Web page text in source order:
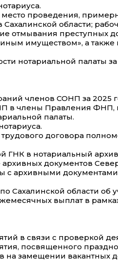
проведения,
области;
преступных
имуществом», а также
нотариальной палаты за
членов СОНП за 2025
в члены Правления ФНП,
палаты.
договора
ГНК в нотариальный
документов
с архивными
Сахалинской области
выплат в
в связи с проверкой
посвященного
замещении вакантных